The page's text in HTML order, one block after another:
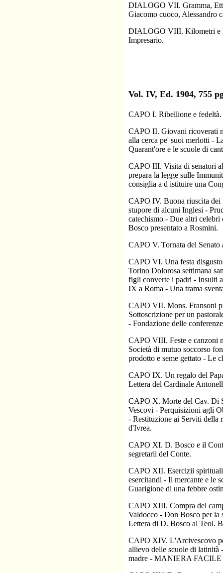
DIALOGO VII. Gramma,
Giacomo cuoco, Alessandro
DIALOGO VIII. Kilometri e
Impresario.
Vol. IV, Ed. 1904, 755
CAPO I. Ribellione e fedeltà.
CAPO II. Giovani ricoverati
alla cerca pe' suoi merlotti -
Quarant'ore e le scuole di
CAPO III. Visita di senatori
prepara la legge sulle
consiglia a d istituire una
CAPO IV. Buona riuscita dei
stupore di alcuni Inglesi -
catechismo - Due altri
Bosco presentato a Rosmini.
CAPO V. Tornata del
CAPO VI. Una festa
Torino Dolorosa settimana
figli converte i padri - Insulti
IX a Roma - Una trama
CAPO VII. Mons. Fransoni
Sottoscrizione per un
- Fondazione delle
CAPO VIII. Feste e canzoni
Società di mutuo soccorso
prodotto e seme gettato - Le
CAPO IX. Un regalo del
Lettera del Cardinale
CAPO X. Morte del Cav. Di
Vescovi - Perquisizioni agli
- Restituzione ai Serviti della
d'Ivrea.
CAPO XI. D. Bosco e il
segretarii del Conte.
CAPO XII. Esercizii
esercitandi - Il mercante e le
Guarigione di una febbre
CAPO XIII. Compra del
Valdocco - Don Bosco per la
Lettera di D. Bosco al Teol.
CAPO XIV. L'Arcivescovo
allievo delle scuole di latinità
madre - MANIERA